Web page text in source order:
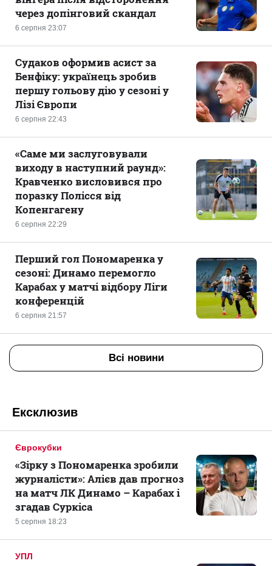
6 серпня 23:07
через допінговий скандал
6 серпня 22:43
Судаков оформив асист за
Бенфіку: українець зробив
першу гольову дію у сезоні у
Лізі Європи
6 серпня 22:29
«Саме ми заслуговували
виходу в наступний раунд»:
Кравченко висловився про
поразку Полісся від
Копенгагену
6 серпня 21:57
Перший гол Пономаренка у
сезоні: Динамо перемогло
Карабах у матчі відбору Ліги
конференцій
Всі новини
Ексклюзив
Єврокубки
5 серпня 18:23
«Зірку з Пономаренка зробили
журналісти»: Алієв дав прогноз
на матч ЛК Динамо – Карабах і
згадав Суркіса
УПЛ